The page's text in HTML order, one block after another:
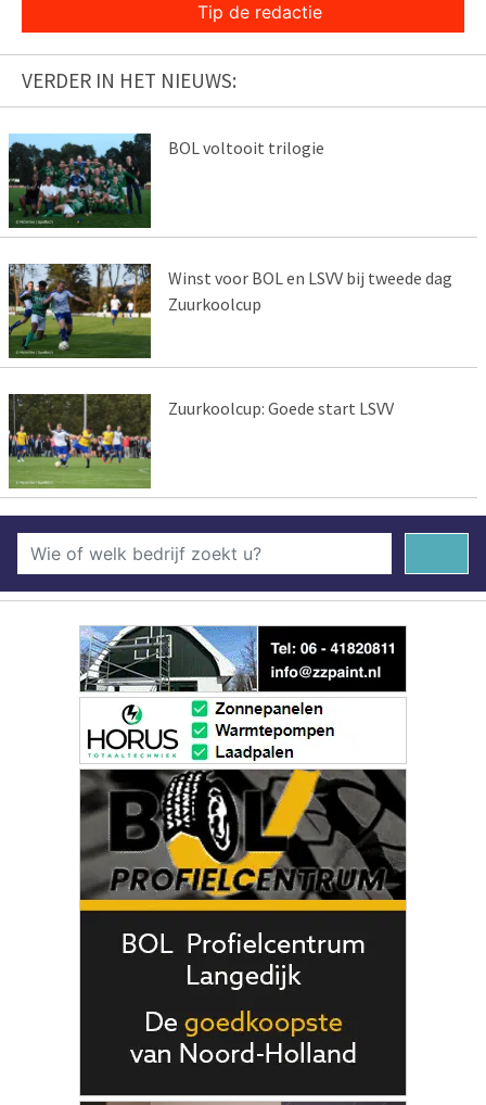
Tip de redactie
VERDER IN HET NIEUWS:
BOL voltooit trilogie
Winst voor BOL en LSVV bij tweede dag
Zuurkoolcup
Zuurkoolcup: Goede start LSVV